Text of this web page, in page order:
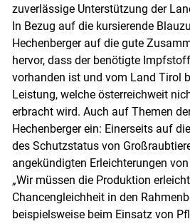
zuverlässige Unterstützung der
In Bezug auf die kursierende
Hechenberger auf die gute
hervor, dass der benötigte
vorhanden ist und vom Land Tirol
Leistung, welche österreichweit
erbracht wird. Auch auf Themen
Hechenberger ein: Einerseits auf
des Schutzstatus von
angekündigten Erleichterungen
„Wir müssen die Produktion
Chancengleichheit in den
beispielsweise beim Einsatz von